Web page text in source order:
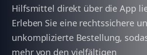
Hilfsmittel direkt über die App
Erleben Sie eine rechtssichere
unkomplizierte Bestellung,
mehr von den vielfältigen